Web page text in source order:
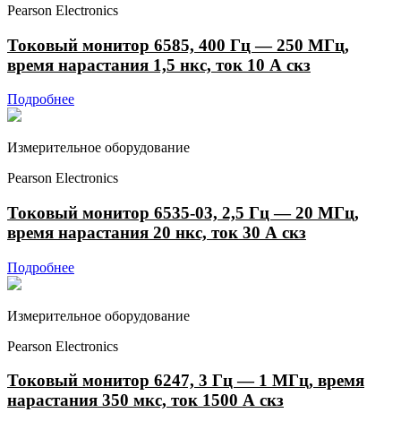
Pearson Electronics
Токовый монитор 6585, 400 Гц — 250 МГц,
время нарастания 1,5 нкс, ток 10 А скз
Подробнее
Измерительное оборудование
Pearson Electronics
Токовый монитор 6535-03, 2,5 Гц — 20 МГц,
время нарастания 20 нкс, ток 30 А скз
Подробнее
Измерительное оборудование
Pearson Electronics
Токовый монитор 6247, 3 Гц — 1 МГц, время
нарастания 350 мкс, ток 1500 А скз